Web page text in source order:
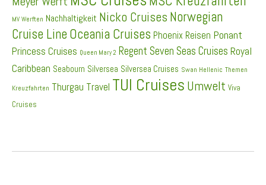
MV Werften Nachhaltigkeit Nicko Cruises Norwegian
Cruise Line Oceania Cruises Phoenix Reisen Ponant
Princess Cruises Queen Mary 2 Regent Seven Seas Cruises Royal
Caribbean Seabourn Silversea Silversea Cruises Swan Hellenic Themen
Kreuzfahrten Thurgau Travel TUI Cruises Umwelt Viva
Cruises